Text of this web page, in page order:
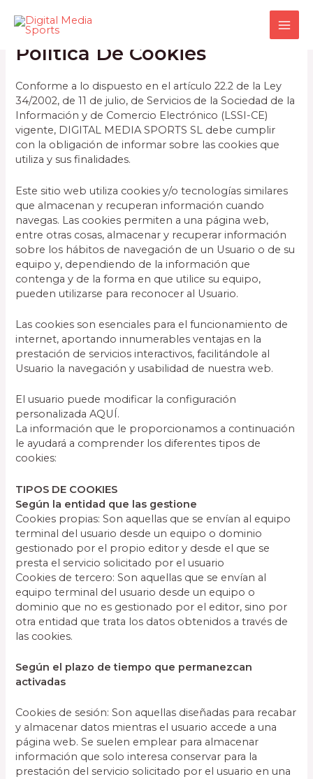
Política De Cookies
Política De Cookies
Conforme a lo dispuesto en el artículo 22.2 de la Ley
34/2002, de 11 de julio, de Servicios de la Sociedad de la
Información y de Comercio Electrónico (LSSI-CE)
vigente, DIGITAL MEDIA SPORTS SL debe cumplir
con la obligación de informar sobre las cookies que
utiliza y sus finalidades.
Este sitio web utiliza cookies y/o tecnologías similares
que almacenan y recuperan información cuando
navegas. Las cookies permiten a una página web,
entre otras cosas, almacenar y recuperar información
sobre los hábitos de navegación de un Usuario o de su
equipo y, dependiendo de la información que
contenga y de la forma en que utilice su equipo,
pueden utilizarse para reconocer al Usuario.
Las cookies son esenciales para el funcionamiento de
internet, aportando innumerables ventajas en la
prestación de servicios interactivos, facilitándole al
Usuario la navegación y usabilidad de nuestra web.
El usuario puede modificar la configuración
personalizada AQUÍ.
La información que le proporcionamos a continuación
le ayudará a comprender los diferentes tipos de
cookies:
TIPOS DE COOKIES
Según la entidad que las gestione
Cookies propias: Son aquellas que se envían al equipo
terminal del usuario desde un equipo o dominio
gestionado por el propio editor y desde el que se
presta el servicio solicitado por el usuario
Cookies de tercero: Son aquellas que se envían al
equipo terminal del usuario desde un equipo o
dominio que no es gestionado por el editor, sino por
otra entidad que trata los datos obtenidos a través de
las cookies.
Según el plazo de tiempo que permanezcan
activadas
Cookies de sesión: Son aquellas diseñadas para recabar
y almacenar datos mientras el usuario accede a una
página web. Se suelen emplear para almacenar
información que solo interesa conservar para la
prestación del servicio solicitado por el usuario en una